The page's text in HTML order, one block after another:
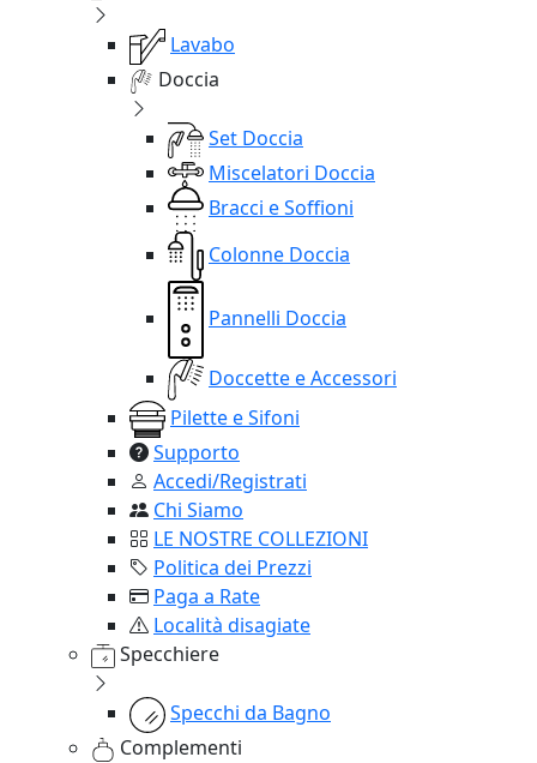
Lavabo
Doccia
Set Doccia
Miscelatori Doccia
Bracci e Soffioni
Colonne Doccia
Pannelli Doccia
Doccette e Accessori
Pilette e Sifoni
Supporto
Accedi/Registrati
Chi Siamo
LE NOSTRE COLLEZIONI
Politica dei Prezzi
Paga a Rate
Località disagiate
Specchiere
Specchi da Bagno
Complementi